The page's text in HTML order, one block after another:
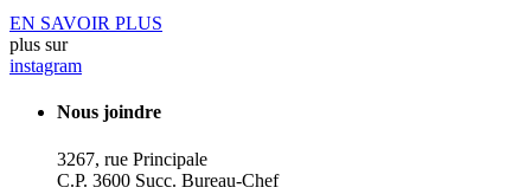
EN SAVOIR PLUS
plus sur
instagram
Nous joindre
3267, rue Principale
C.P. 3600 Succ. Bureau-Chef